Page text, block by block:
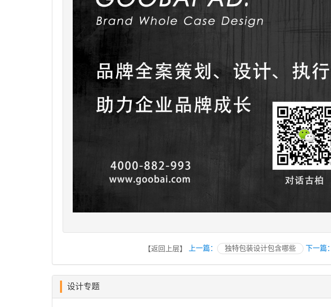
【返回上层】 上一篇： 独特包装设计包含哪些 下一篇：
设计专题